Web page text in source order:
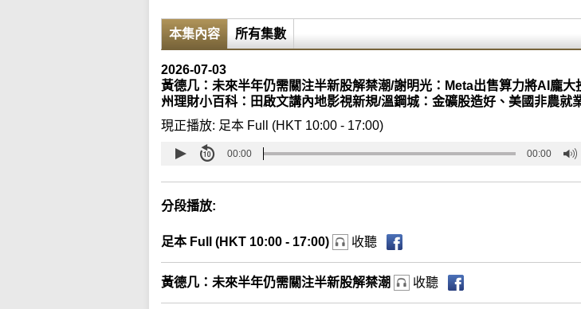
本集內容 所有集數
2026-07-03
黃德几：未來半年仍需關注半新股解禁潮/謝明光：Meta出售算力將AI龐大
州理財小百科：田啟文講內地影視新規/溫鋼城：金礦股造好、美國非農就
現正播放: 足本 Full (HKT 10:00 - 17:00)
00:00 00:00
分段播放:
足本 Full (HKT 10:00 - 17:00) 收聽
黃德几：未來半年仍需關注半新股解禁潮 收聽